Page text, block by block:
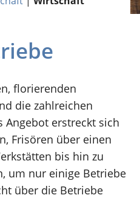
florierenden
die zahlreichen
Angebot erstreckt sich
Frisören über einen
bis hin zu
um nur einige Betriebe
über die Betriebe